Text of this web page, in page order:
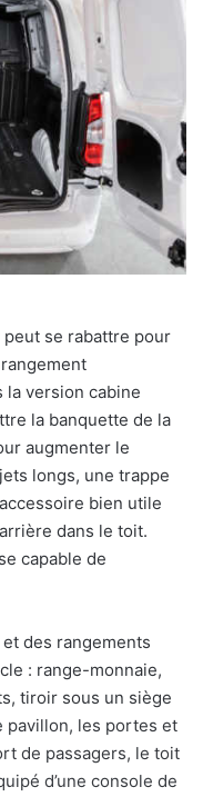
se rabattre pour
la version cabine
la banquette de la
augmenter le
longs, une trappe
bien utile
dans le toit.
capable de
des rangements
: range-monnaie,
tiroir sous un siège
pavillon, les portes et
de passagers, le toit
d’une console de